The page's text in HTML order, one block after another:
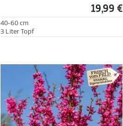
19,99 €
40-60 cm
3 Liter Topf